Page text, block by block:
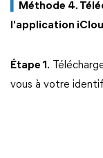
Méthode 4.
l'application
Étape 1.
vous à votre